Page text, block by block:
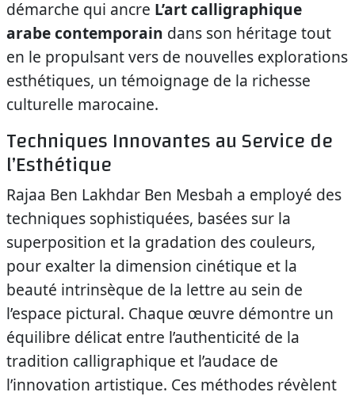
démarche qui ancre L’art calligraphique
arabe contemporain dans son héritage tout
en le propulsant vers de nouvelles explorations
esthétiques, un témoignage de la richesse
culturelle marocaine.
Techniques Innovantes au Service de
l’Esthétique
Rajaa Ben Lakhdar Ben Mesbah a employé des
techniques sophistiquées, basées sur la
superposition et la gradation des couleurs,
pour exalter la dimension cinétique et la
beauté intrinsèque de la lettre au sein de
l’espace pictural. Chaque œuvre démontre un
équilibre délicat entre l’authenticité de la
tradition calligraphique et l’audace de
l’innovation artistique. Ces méthodes révèlent